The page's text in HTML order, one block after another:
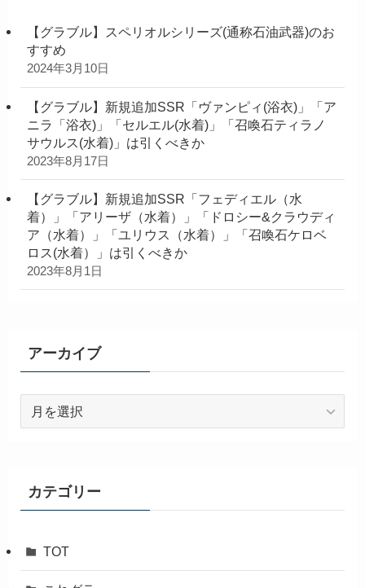
【グラブル】スペリオルシリーズ(通称石油武器)のお
すすめ
2024年3月10日
【グラブル】新規追加SSR「ヴァンピィ(浴衣)」「ア
ニラ「浴衣)」「セルエル(水着)」「召喚石ティラノ
サウルス(水着)」は引くべきか
2023年8月17日
【グラブル】新規追加SSR「フェディエル（水
着）」「アリーザ（水着）」「ドロシー&クラウディ
ア（水着）」「ユリウス（水着）」「召喚石ケロベ
ロス(水着）」は引くべきか
2023年8月1日
アーカイブ
カテゴリー
TOT